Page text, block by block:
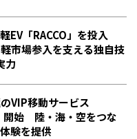
EV「RACCO」を投入
市場参入を支える独自技
力
VIP移動サービス
開始 陸・海・空をつな
験を提供